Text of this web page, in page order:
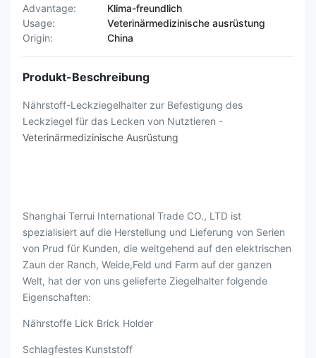
Advantage:
Klima-freundlich
Usage:
Veterinärmedizinische ausrüstung
Origin:
China
Produkt-Beschreibung
Nährstoff-Leckziegelhalter zur Befestigung des
Leckziegel für das Lecken von Nutztieren -
Veterinärmedizinische Ausrüstung
Shanghai Terrui International Trade CO., LTD ist
spezialisiert auf die Herstellung und Lieferung von Serien
von Prud für Kunden, die weitgehend auf den elektrischen
Zaun der Ranch, Weide,Feld und Farm auf der ganzen
Welt, hat der von uns gelieferte Ziegelhalter folgende
Eigenschaften:
Nährstoffe Lick Brick Holder
Schlagfestes Kunststoff